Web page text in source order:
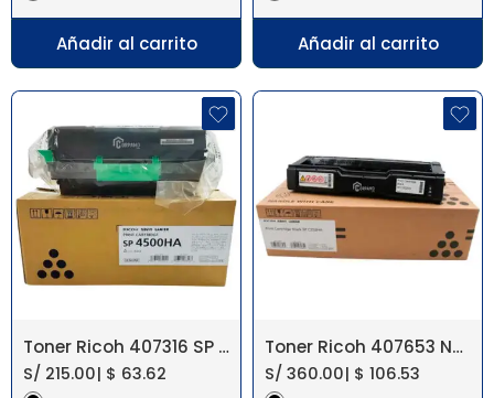
Añadir al carrito Añadir al carrito
Toner Ricoh 407316 SP 4500HA/4510DN
S/ 215.00| $ 63.62
Toner Ricoh 407653 Negro SP C252DN
S/ 360.00| $ 106.53